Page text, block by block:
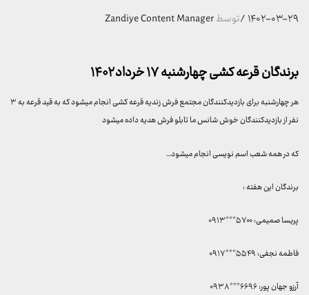
۱۴۰۲-۰۳-۲۹/توسطZandiye Content Manager
برندگان قرعه کشی چهارشنبه ۱۷ خرداد ۱۴۰۲
هر چهارشنبه برای بازدیدکنندگان مجتمع فرش زندیه قرعه کشی انجام میشود که به قید قرعه به ۳
نفر از بازدیدکنندگان خوش شانس ما تابلو فرش هدیه داده میشود
که در همه شعب اسم نویسی انجام میشود…
برندگان این هفته :
پریسا صمیمی: ۵۷۰۰***۰۹۱۳
فاطمه نجفی: ۵۵۴۹***۰۹۱۷
آرزو جهان پور: ۶۶۹۶***۰۹۳۸